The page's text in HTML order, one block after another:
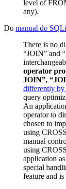
level of
any).
Do manual do
There is no
“JOIN” and
operator
JOIN”,
differently by
query
An
operator to
chosen to
using
manual
using
application
special
feature and